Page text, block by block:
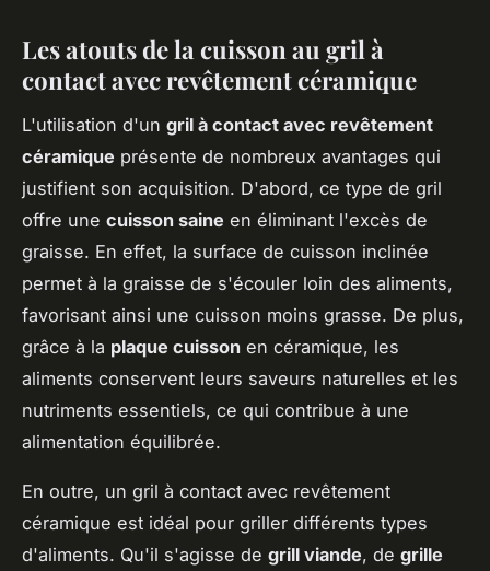
Les atouts de la cuisson au gril à
contact avec revêtement céramique
L'utilisation d'un gril à contact avec revêtement
céramique présente de nombreux avantages qui
justifient son acquisition. D'abord, ce type de gril
offre une cuisson saine en éliminant l'excès de
graisse. En effet, la surface de cuisson inclinée
permet à la graisse de s'écouler loin des aliments,
favorisant ainsi une cuisson moins grasse. De plus,
grâce à la plaque cuisson en céramique, les
aliments conservent leurs saveurs naturelles et les
nutriments essentiels, ce qui contribue à une
alimentation équilibrée.
En outre, un gril à contact avec revêtement
céramique est idéal pour griller différents types
d'aliments. Qu'il s'agisse de grill viande, de grille